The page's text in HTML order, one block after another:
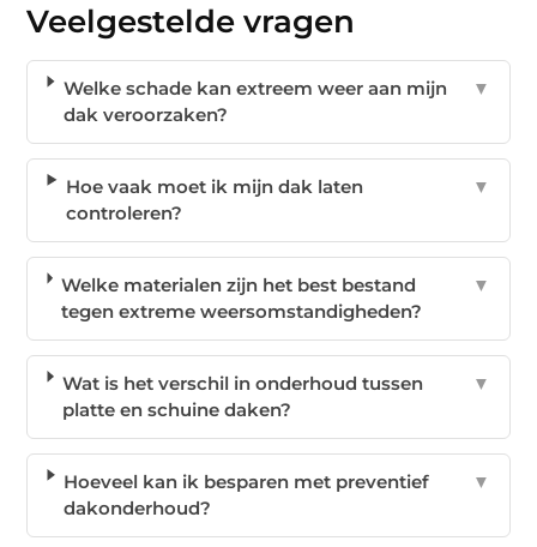
Veelgestelde vragen
Welke schade kan extreem weer aan mijn
dak veroorzaken?
▼
Hoe vaak moet ik mijn dak laten
controleren?
▼
Welke materialen zijn het best bestand
tegen extreme weersomstandigheden?
▼
Wat is het verschil in onderhoud tussen
platte en schuine daken?
▼
Hoeveel kan ik besparen met preventief
dakonderhoud?
▼